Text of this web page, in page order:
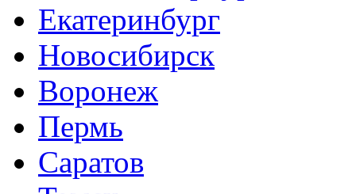
Екатеринбург
Новосибирск
Воронеж
Пермь
Саратов